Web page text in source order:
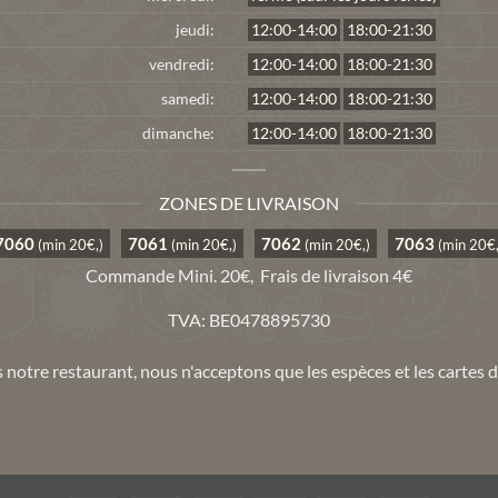
jeudi:
12:00-14:00 18:00-21:30
vendredi:
12:00-14:00 18:00-21:30
samedi:
12:00-14:00 18:00-21:30
dimanche:
12:00-14:00 18:00-21:30
ZONES DE LIVRAISON
(min 20€,) 7061 (min 20€,) 7062 (min 20€,) 7063 (min
Commande Mini. 20€, Frais de livraison 4€
TVA: BE0478895730
restaurant, nous n'acceptons que les espèces et les cartes